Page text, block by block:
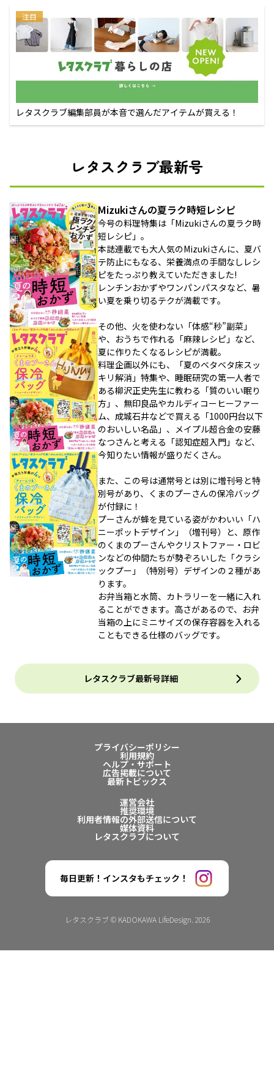
注目
レタスクラブ編集部員が本音で選んだアイテムが買える！
レタスクラブ最新号
Mizukiさんの夏ラク時短レシピ
今号の料理特集は「Mizukiさんの夏ラク時
短レシピ」。
本誌連載でも大人気のMizukiさんに、夏バ
テ防止にもなる、栄養満点の手間なしレシ
ピをたっぷり教えていただきました!
レンチンおかずやワンパンパスタなど、暑
い夏を乗り切るテクが満載です。
その他、火を使わない「体感“秒”副菜」
や、おうちで作れる「麻辣レシピ」など、
夏に作りたくなるレシピが満載。
料理企画以外にも、「夏のベタベタ床スッ
キリ解消」特集や、睡眠研究の第一人者で
ある柳沢正史先生に教わる「質のいい眠り
方」、無印良品やカルディコーヒーファー
ム、成城石井などで買える「1000円台以下
のおいしい名品」、メイプル超合金の安藤
なつさんと考える「認知症超入門」など、
今知りたい情報が盛りだくさん。
また、この号は通常号とは別に増刊号と特
別号があり、くまのプーさんの保冷バッグ
が付録に！
プーさんが蜂を見ている姿がかわいい「ハ
ニーポットデザイン」（増刊号）と、原作
のくまのプーさんやクリストファー・ロビ
ンなどの仲間たちが勢ぞろいした「クラシ
ックプー」（特別号）デザインの２種があ
ります。
お弁当箱と水筒、カトラリーを一緒に入れ
ることができます。高さがあるので、お弁
当箱の上にミニサイズの保存容器を入れる
こともできる仕様のバッグです。
レタスクラブ最新号詳細
プライバシーポリシー
利用規約
ヘルプ・サポート
広告掲載について
最新トピックス
運営会社
推奨環境
利用者情報の外部送信について
媒体資料
レタスクラブについて
毎日更新！インスタもチェック！
レタスクラブ © KADOKAWA LifeDesign. 2026